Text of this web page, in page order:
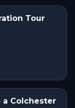
Tour
a Colchester